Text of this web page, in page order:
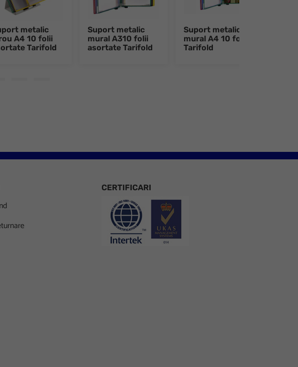
metalic
A4 10 folii
Tarifold
Suport metalic
mural A310 folii
asortate Tarifold
Suport metalic
mural A4 10 folii
Tarifold
CERTIFICARI